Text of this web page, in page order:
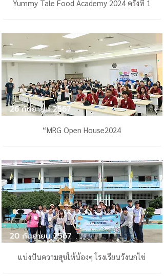
Yummy Tale Food Academy 2024 ครั้งที่ 1
26 กันยายน 2567
“MRG Open House2024
20 กันยายน 2567
แบ่งปันความสุขให้น้องๆ โรงเรียนวังนกไข่